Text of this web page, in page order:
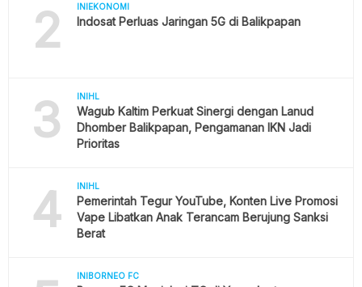
2 INIEKONOMI
Indosat Perluas Jaringan 5G di Balikpapan
3 INIHL
Wagub Kaltim Perkuat Sinergi dengan Lanud
Dhomber Balikpapan, Pengamanan IKN Jadi
Prioritas
4 INIHL
Pemerintah Tegur YouTube, Konten Live Promosi
Vape Libatkan Anak Terancam Berujung Sanksi
Berat
INIBORNEO FC